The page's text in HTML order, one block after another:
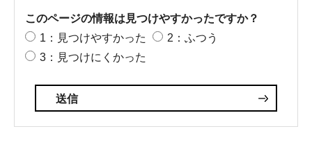
このページの情報は見つけやすかったですか？
1：見つけやすかった
2：ふつう
3：見つけにくかった